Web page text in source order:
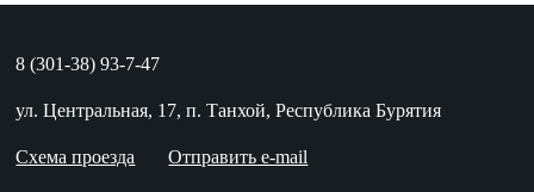
8 (301-38) 93-7-47
ул. Центральная, 17, п. Танхой, Республика Бурятия
Схема проезда Отправить e-mail